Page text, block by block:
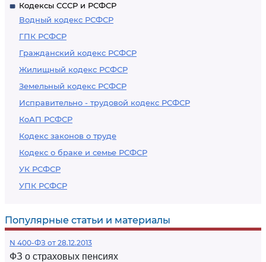
Кодексы СССР и РСФСР
Водный кодекс РСФСР
ГПК РСФСР
Гражданский кодекс РСФСР
Жилищный кодекс РСФСР
Земельный кодекс РСФСР
Исправительно - трудовой кодекс РСФСР
КоАП РСФСР
Кодекс законов о труде
Кодекс о браке и семье РСФСР
УК РСФСР
УПК РСФСР
Популярные статьи и материалы
N 400-ФЗ от 28.12.2013
ФЗ о страховых пенсиях